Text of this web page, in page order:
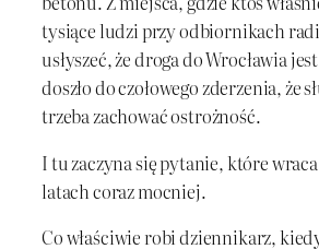
tysiące ludzi przy odbiornikach
usłyszeć, że droga do Wrocławia
doszło do czołowego zderzenia, że
trzeba zachować ostrożność.
I tu zaczyna się pytanie, które
latach coraz mocniej.
Co właściwie robi dziennikarz,